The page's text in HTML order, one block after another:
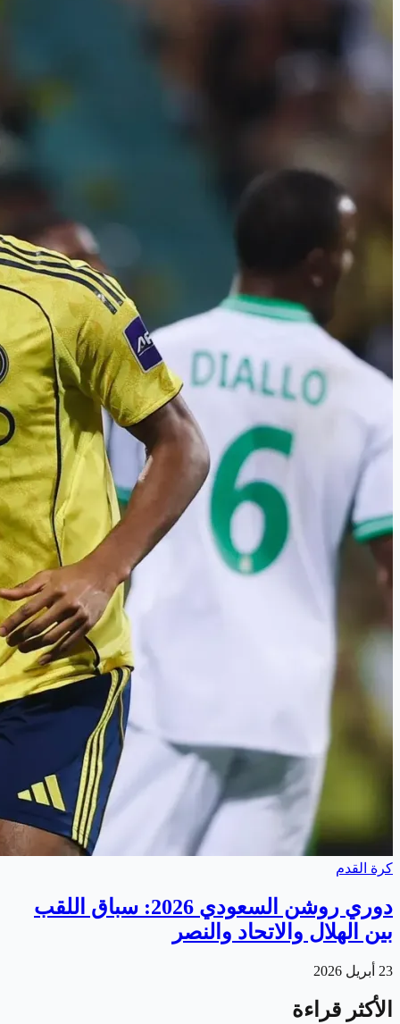
كرة القدم
دوري روشن السعودي 2026: سباق اللقب
بين الهلال والاتحاد والنصر
23 أبريل 2026
الأكثر قراءة